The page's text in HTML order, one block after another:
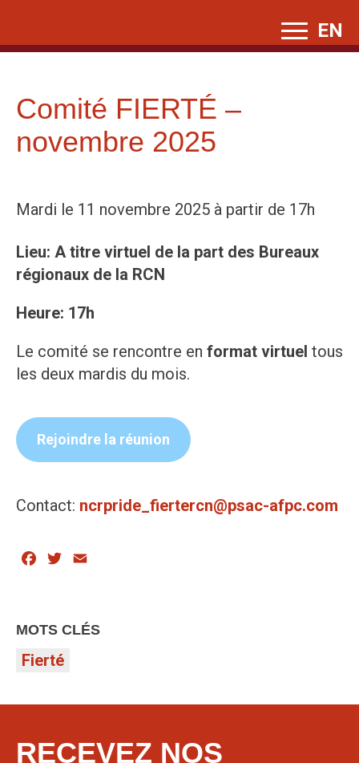
content
EN
Comité FIERTÉ –
novembre 2025
Mardi le 11 novembre 2025 à partir de 17h
Lieu: A titre virtuel de la part des Bureaux
régionaux de la RCN
Heure: 17h
Le comité se rencontre en format virtuel tous
les deux mardis du mois.
Rejoindre la réunion
Contact: ncrpride_fiertercn@psac-afpc.com
Facebook
Twitter
MOTS CLÉS
Fierté
RECEVEZ NOS